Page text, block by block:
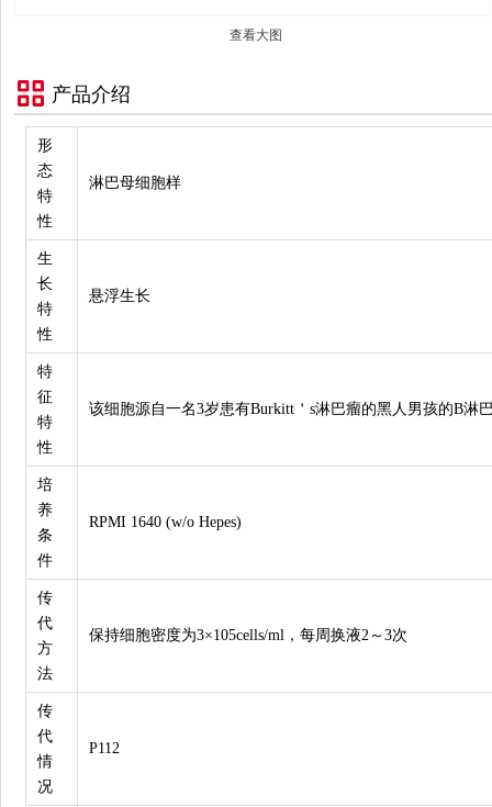
查看大图
产品介绍
形
态
特
性
淋巴母细胞样
生
长
特
性
悬浮生长
特
征
特
性
该细胞源自一名3岁患有Burkitt＇s淋巴瘤的黑人男孩的B淋
培
养
条
件
RPMI 1640 (w/o Hepes)
传
代
方
法
保持细胞密度为3×105cells/ml，每周换液2～3次
传
代
情
况
P112